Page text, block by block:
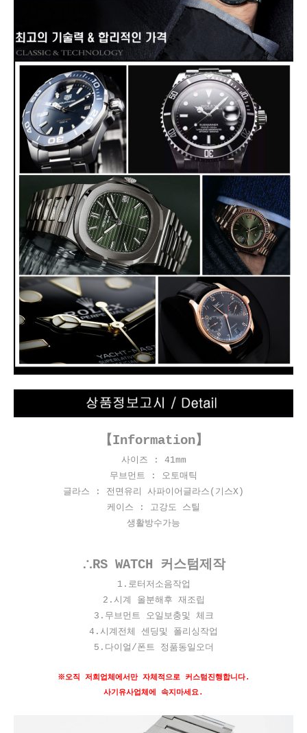
【Information】
사이즈 : 41mm
무브먼트 : 오토매틱
글라스 : 전면유리 사파이어글라스(기스X)
케이스 : 고강도 스틸
생활방수가능
∴RS WATCH 커스텀제작
​1.로터저소음작업
2.시계 올분해후 재조립
3.무브먼트 오일보충및 체크
4.시계전체 센딩및 폴리싱작업
5.다이얼/폰트 정품동일오더
※오직 저희업체에서만 자체적으로 커스텀진행합니다.
사기유사업체에 속지마세요.